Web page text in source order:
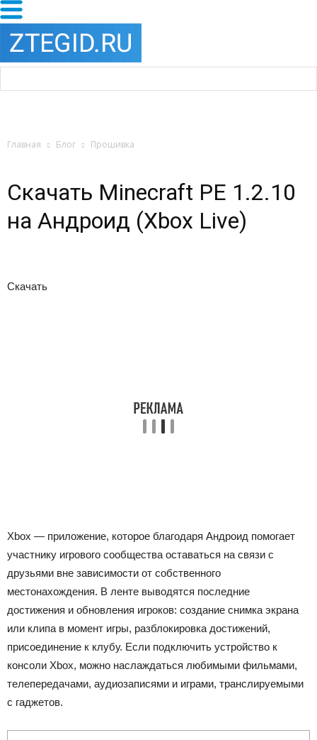
Главная Блог Прошивка
Скачать Minecraft PE 1.2.10
на Андроид (Xbox Live)
Скачать
Xbox — приложение, которое благодаря Андроид помогает
участнику игрового сообщества оставаться на связи с
друзьями вне зависимости от собственного
местонахождения. В ленте выводятся последние
достижения и обновления игроков: создание снимка экрана
или клипа в момент игры, разблокировка достижений,
присоединение к клубу. Если подключить устройство к
консоли Xbox, можно наслаждаться любимыми фильмами,
телепередачами, аудиозаписями и играми, транслируемыми
с гаджетов.